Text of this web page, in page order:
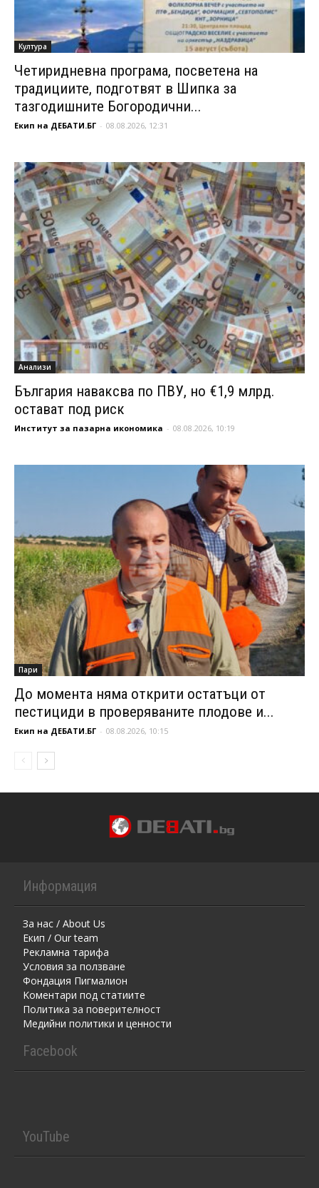
Култура
Четиридневна програма, посветена на
традициите, подготвят в Шипка за
тазгодишните Богородични...
Екип на ДЕБАТИ.БГ - 08.08.2026, 12:31
Анализи
България наваксва по ПВУ, но €1,9 млрд.
остават под риск
Институт за пазарна икономика - 08.08.2026, 10:19
Пари
До момента няма открити остатъци от
пестициди в проверяваните плодове и...
Екип на ДЕБАТИ.БГ - 08.08.2026, 10:15
Информация
За нас / About Us
Екип / Our team
Рекламна тарифа
Условия за ползване
Фондация Пигмалион
Kоментaри под статиите
Политика за поверителност
Медийни политики и ценности
Facebook
YouTube